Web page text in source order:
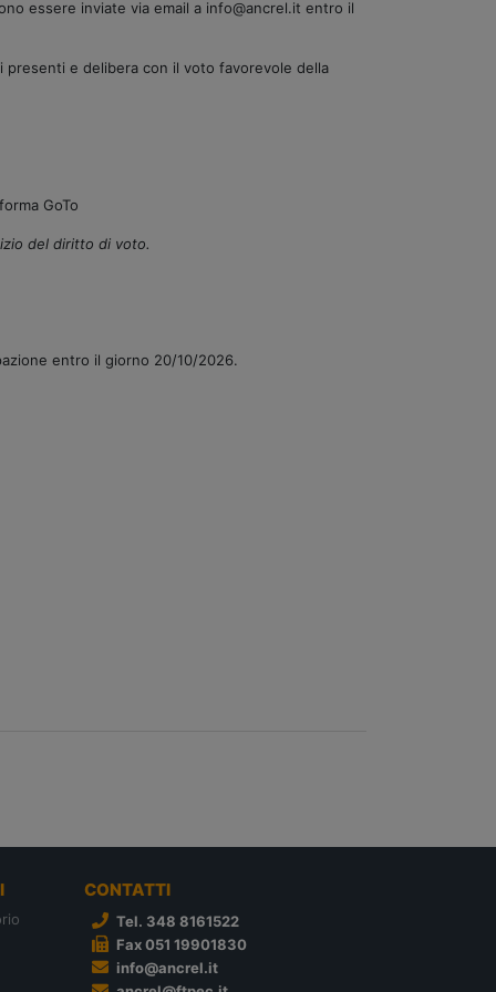
essere inviate via email a info@ancrel.it entro il
presenti e delibera con il voto favorevole della
GoTo
del diritto di voto.
entro il giorno 20/10/2026.
CONTATTI
Tel. 348 8161522
Fax 051 19901830
info@ancrel.it